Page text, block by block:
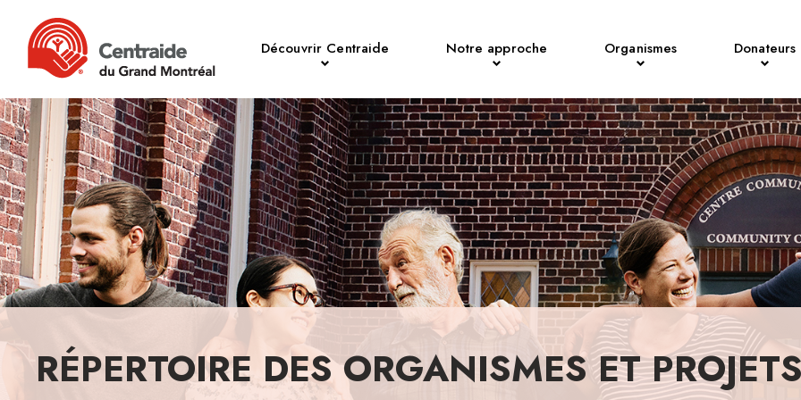
Découvrir Centraide Notre approche Organismes Donateurs
RÉPERTOIRE DES ORGANISMES ET